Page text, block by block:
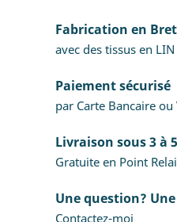
Fabrication en
avec des tissus en LIN
Paiement sécurisé
par Carte Bancaire
Livraison sous 3 à
Gratuite en Point
Une question?
Contactez-moi